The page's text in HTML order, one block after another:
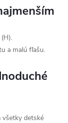
a malú fľašu.
všetky detské